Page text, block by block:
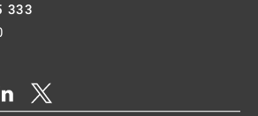
333
na nové kartě
otevře na nové kartě
se otevře na nové kartě
Odkaz se otevře na nové kartě